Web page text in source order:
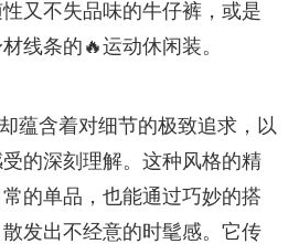
性又不失品味的牛仔裤，或是
线条的🔥运动休闲装。
蕴含着对细节的极致追求，以
的深刻理解。这种风格的精
的单品，也能通过巧妙的搭
发出不经意的时髦感。它传